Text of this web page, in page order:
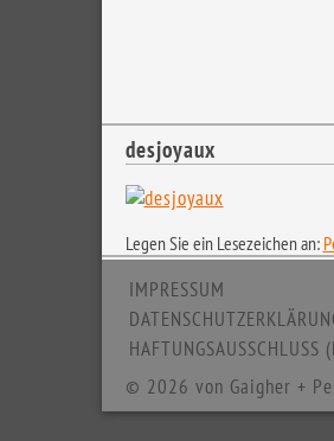
desjoyaux
Legen Sie ein Lesezeichen an:
IMPRESSUM
HAFTUNGSAUSSCHLUSS
© 2026 von Gaigher +